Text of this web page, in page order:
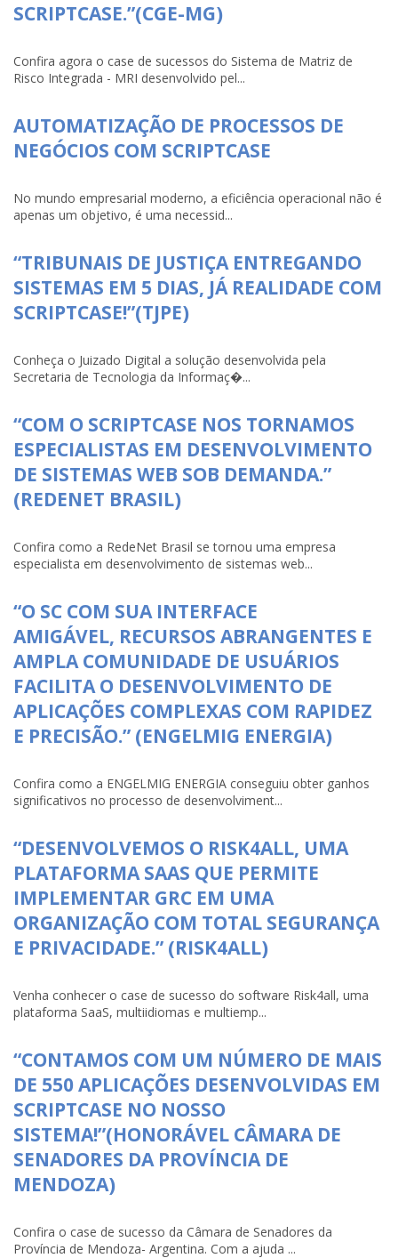
SCRIPTCASE.”(CGE-MG)
Confira agora o case de sucessos do Sistema de Matriz de
Risco Integrada - MRI desenvolvido pel...
AUTOMATIZAÇÃO DE PROCESSOS DE
NEGÓCIOS COM SCRIPTCASE
No mundo empresarial moderno, a eficiência operacional não é
apenas um objetivo, é uma necessid...
“TRIBUNAIS DE JUSTIÇA ENTREGANDO
SISTEMAS EM 5 DIAS, JÁ REALIDADE COM
SCRIPTCASE!”(TJPE)
Conheça o Juizado Digital a solução desenvolvida pela
Secretaria de Tecnologia da Informaç�...
“COM O SCRIPTCASE NOS TORNAMOS
ESPECIALISTAS EM DESENVOLVIMENTO
DE SISTEMAS WEB SOB DEMANDA.”
(REDENET BRASIL)
Confira como a RedeNet Brasil se tornou uma empresa
especialista em desenvolvimento de sistemas web...
“O SC COM SUA INTERFACE
AMIGÁVEL, RECURSOS ABRANGENTES E
AMPLA COMUNIDADE DE USUÁRIOS
FACILITA O DESENVOLVIMENTO DE
APLICAÇÕES COMPLEXAS COM RAPIDEZ
E PRECISÃO.” (ENGELMIG ENERGIA)
Confira como a ENGELMIG ENERGIA conseguiu obter ganhos
significativos no processo de desenvolviment...
“DESENVOLVEMOS O RISK4ALL, UMA
PLATAFORMA SAAS QUE PERMITE
IMPLEMENTAR GRC EM UMA
ORGANIZAÇÃO COM TOTAL SEGURANÇA
E PRIVACIDADE.” (RISK4ALL)
Venha conhecer o case de sucesso do software Risk4all, uma
plataforma SaaS, multiidiomas e multiemp...
“CONTAMOS COM UM NÚMERO DE MAIS
DE 550 APLICAÇÕES DESENVOLVIDAS EM
SCRIPTCASE NO NOSSO
SISTEMA!”(HONORÁVEL CÂMARA DE
SENADORES DA PROVÍNCIA DE
MENDOZA)
Confira o case de sucesso da Câmara de Senadores da
Província de Mendoza- Argentina. Com a ajuda ...